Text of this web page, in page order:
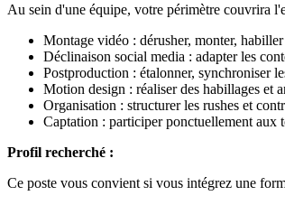
Au sein d'une équipe, votre périmètre couvrira
Montage vidéo : dérusher, monter,
Déclinaison social media : adapter les
Postproduction : étalonner, synchroniser
Motion design : réaliser des habillages et
Organisation : structurer les rushes et
Captation : participer ponctuellement aux
Profil recherché :
Ce poste vous convient si vous intégrez une